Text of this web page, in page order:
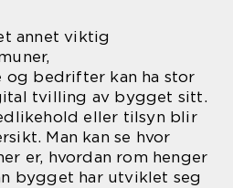
annet viktig
og bedrifter kan ha stor
tvilling av bygget sitt.
eller tilsyn blir
Man kan se hvor
er, hvordan rom henger
bygget har utviklet seg